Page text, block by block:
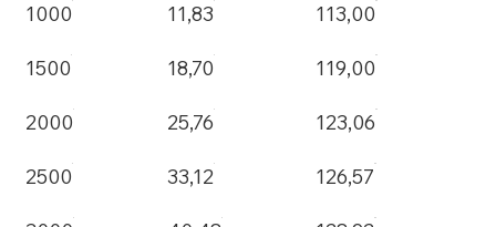
1000 11,83 113,00
1500 18,70 119,00
2000 25,76 123,06
2500 33,12 126,57